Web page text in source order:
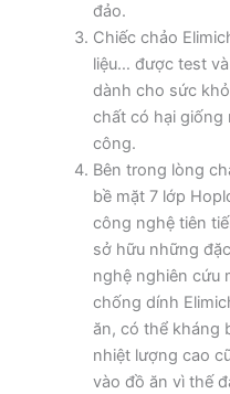
đảo.
Chiếc chảo
liệu… được test
dành cho sức
chất có hại giống
công.
Bên trong lòng
bề mặt 7 lớp
công nghệ tiên
sở hữu những
nghệ nghiên cứu
chống dính
ăn, có thể kháng
nhiệt lượng cao
vào đồ ăn vì thế